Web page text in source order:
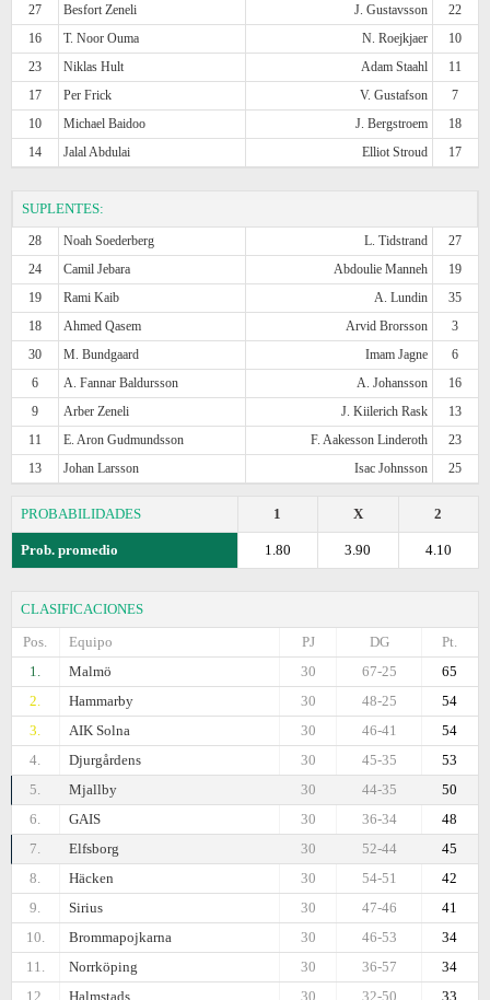
27
Besfort Zeneli J. Gustavsson
22
16
T. Noor Ouma N. Roejkjaer
10
23
Niklas Hult Adam Staahl
11
17
Per Frick V. Gustafson
7
10
Michael Baidoo J. Bergstroem
18
14
Jalal Abdulai Elliot Stroud 17
SUPLENTES:
28 Noah Soederberg L. Tidstrand
27
24
Camil Jebara Abdoulie Manneh
19
19
Rami Kaib A. Lundin
35
18
Ahmed Qasem Arvid Brorsson
3
30
M. Bundgaard Imam Jagne
6
6
A. Fannar Baldursson A. Johansson
16
9
Arber Zeneli J. Kiilerich Rask
13
11
E. Aron Gudmundsson F. Aakesson Linderoth
23
13
Johan Larsson Isac Johnsson 25
PROBABILIDADES 2
X
1
Prob. promedio 4.10
3.90
1.80
CLASIFICACIONES
Pos.
Equipo Pt.
DG
PJ
1.
Malmö 65
67-25
30
2.
Hammarby 54
48-25
30
3.
AIK Solna 54
46-41
30
4.
Djurgårdens 53
45-35
30
5.
Mjallby 50
44-35
30
6.
GAIS 48
36-34
30
7.
Elfsborg 45
52-44
30
8.
Häcken 42
54-51
30
9.
Sirius 41
47-46
30
10.
Brommapojkarna 34
46-53
30
11.
Norrköping 34
36-57
30
12.
Halmstads 33
32-50
30